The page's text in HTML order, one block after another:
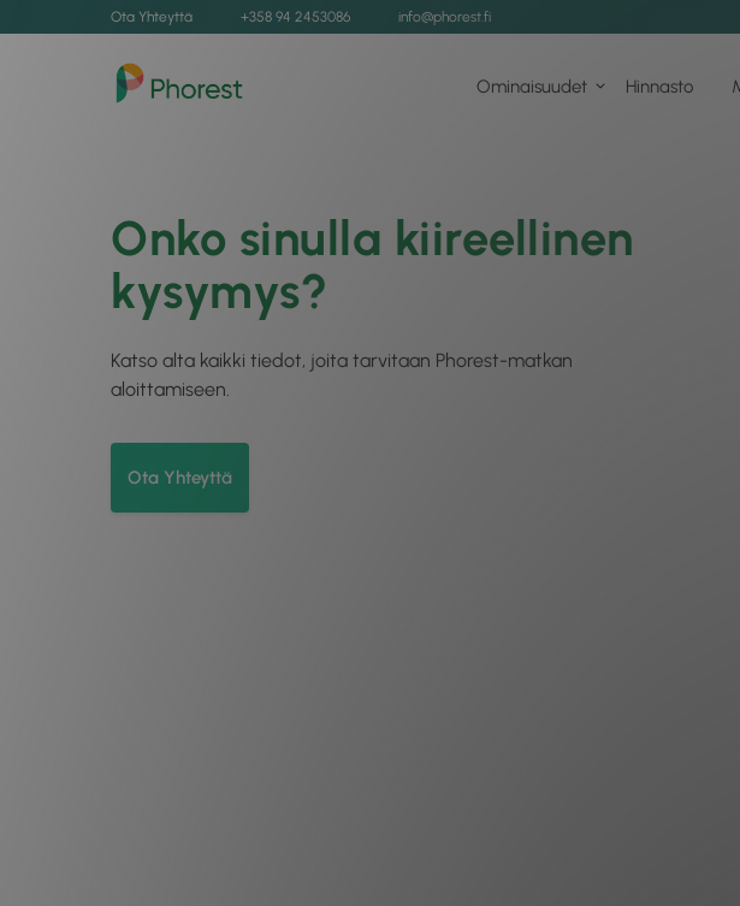
Ota Yhteyttä +358 94 2453086 info@phorest.fi
Ominaisuudet Hinnasto
Onko sinulla kiireellinen
kysymys?
Katso alta kaikki tiedot, joita tarvitaan Phorest-matkan
aloittamiseen.
Ota Yhteyttä